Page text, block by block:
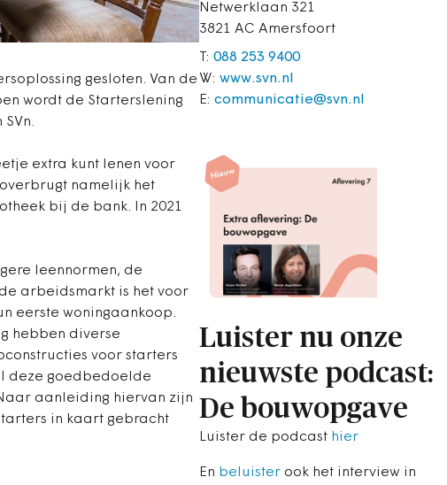
gesloten. Van de
wordt de Starterslening
extra kunt lenen voor
namelijk het
bij de bank. In 2021
leennormen, de
arbeidsmarkt is het voor
eerste woningaankoop.
hebben diverse
voor starters
deze goedbedoelde
aanleiding hiervan zijn
in kaart gebracht
Netwerklaan 321
3821 AC Amersfoort
T: 088 253 9400
W: www.svn.nl
E: communicatie@svn.nl
Luister nu onze
nieuwste podcast:
De bouwopgave
Luister de podcast hier
En beluister ook het interview in